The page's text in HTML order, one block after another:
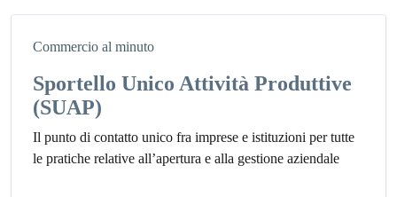
Commercio al minuto
Sportello Unico Attività Produttive
(SUAP)
Il punto di contatto unico fra imprese e istituzioni per tutte
le pratiche relative all’apertura e alla gestione aziendale